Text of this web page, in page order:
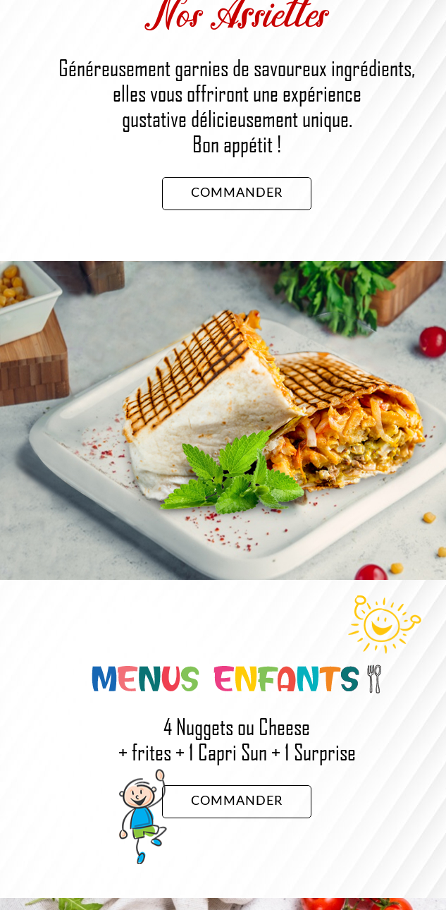
Nos Assiettes
Généreusement garnies de savoureux ingrédients,
elles vous offriront une expérience
gustative délicieusement unique.
Bon appétit !
COMMANDER
4 Nuggets ou Cheese
+ frites + 1 Capri Sun + 1 Surprise
COMMANDER